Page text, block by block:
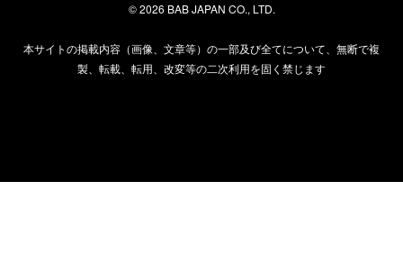
©2026 BAB JAPAN CO., LTD.
本サイトの掲載内容（画像、文章等）の一部及び全てについて、無断で複
製、転載、転用、改変等の二次利用を固く禁じます